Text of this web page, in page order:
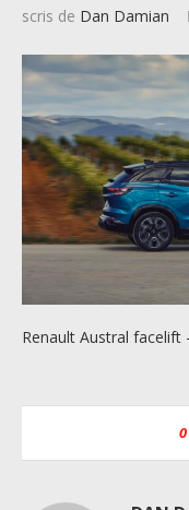
scris de Dan Damian
Renault Austral facelift
0